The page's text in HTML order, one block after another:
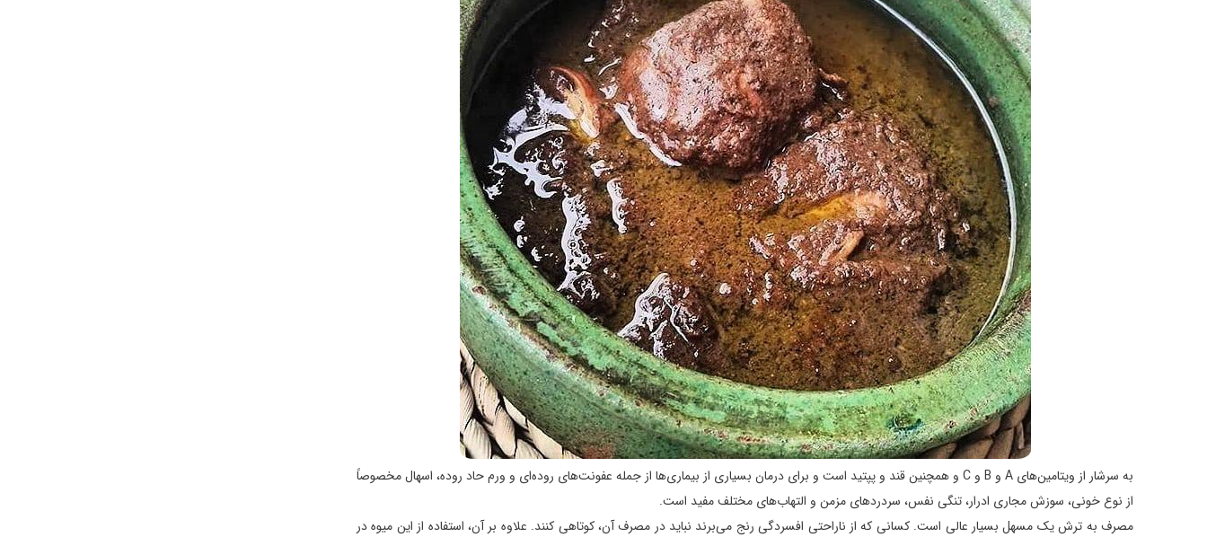
به سرشار از ویتامین‌های A و B و C و همچنین قند و پپتید است و برای درمان بسیاری از بیماری‌ها از جمله عفونت‌های روده‌ای و ورم حاد روده، اسهال مخصوصاً
از نوع خونی، سوزش مجاری ادرار، تنگی نفس، سردردهای مزمن و التهاب‌های مختلف مفید است.
مصرف به ترش یک مسهل بسیار عالی است. کسانی که از ناراحتی افسردگی رنج می‌برند نباید در مصرف آن، کوتاهی کنند. علاوه بر آن، استفاده از این میوه در